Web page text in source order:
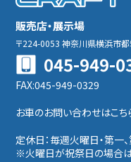
販売店・展示場
〒224-0053神奈川県横浜市
045-949-
FAX:045-949-0329
お車のお問い合わせはこち
定休日：毎週火曜日・第一
※火曜日が祝祭日の場合は